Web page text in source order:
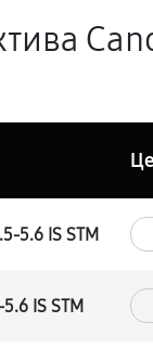
5.6 IS STM
IS STM